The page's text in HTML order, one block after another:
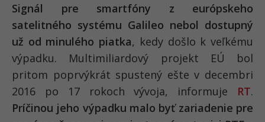
Signál pre smartfóny z európskeho
satelitného systému Galileo nebol dostupný
už od minulého piatka, kedy došlo k veľkému
výpadku. Multimiliardový projekt EÚ bol
pritom poprvýkrát spustený ešte v decembri
2016 po 17 rokoch vývoja, informuje RT.
Príčinou jeho výpadku malo byť zariadenie pre